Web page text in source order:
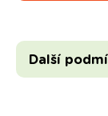
Další